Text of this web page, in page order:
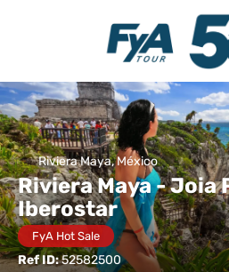
Riviera Maya, México
Riviera Maya - Joia
Iberostar
FyA Hot Sale
Ref ID:52582500